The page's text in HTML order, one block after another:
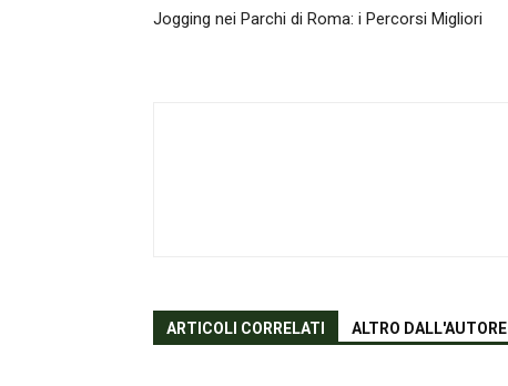
Jogging nei Parchi di Roma: i Percorsi Migliori
ARTICOLI CORRELATI ALTRO DALL'AUTORE